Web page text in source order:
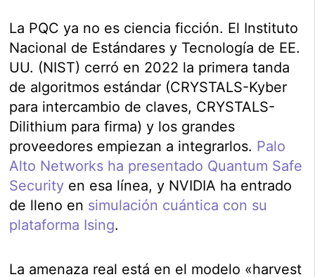
La PQC ya no es ciencia ficción. El Instituto
Nacional de Estándares y Tecnología de EE.
UU. (NIST) cerró en 2022 la primera tanda
de algoritmos estándar (CRYSTALS-Kyber
para intercambio de claves, CRYSTALS-
Dilithium para firma) y los grandes
proveedores empiezan a integrarlos. Palo
Alto Networks ha presentado Quantum Safe
Security en esa línea, y NVIDIA ha entrado
de lleno en simulación cuántica con su
plataforma Ising.
La amenaza real está en el modelo «harvest